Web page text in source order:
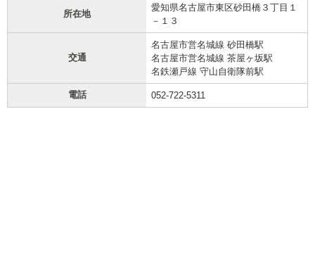
所在地
愛知県名古屋市東区砂田橋３丁目１
－１３
交通
名古屋市営名城線 砂田橋駅
名古屋市営名城線 茶屋ヶ坂駅
名鉄瀬戸線 守山自衛隊前駅
電話 052-722-5311